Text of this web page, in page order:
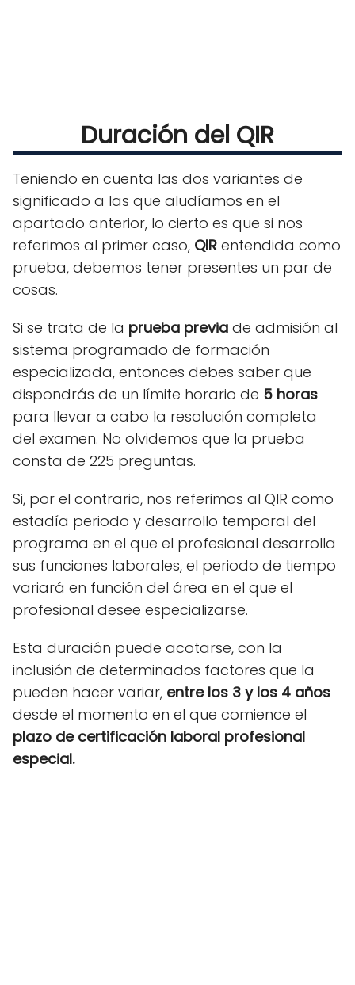
Duración del QIR
Teniendo en cuenta las dos variantes de
significado a las que aludíamos en el
apartado anterior, lo cierto es que si nos
referimos al primer caso, QIR entendida como
prueba, debemos tener presentes un par de
cosas.
Si se trata de la prueba previa de admisión al
sistema programado de formación
especializada, entonces debes saber que
dispondrás de un límite horario de 5 horas
para llevar a cabo la resolución completa
del examen. No olvidemos que la prueba
consta de 225 preguntas.
Si, por el contrario, nos referimos al QIR como
estadía periodo y desarrollo temporal del
programa en el que el profesional desarrolla
sus funciones laborales, el periodo de tiempo
variará en función del área en el que el
profesional desee especializarse.
Esta duración puede acotarse, con la
inclusión de determinados factores que la
pueden hacer variar, entre los 3 y los 4 años
desde el momento en el que comience el
plazo de certificación laboral profesional
especial.